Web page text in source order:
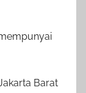
Barat